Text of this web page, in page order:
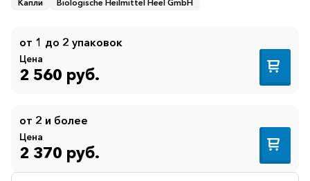
Капли Biologische Heilmittel Heel GmbH
от 1 до 2 упаковок
Цена
2 560 руб.
от 2 и более
Цена
2 370 руб.